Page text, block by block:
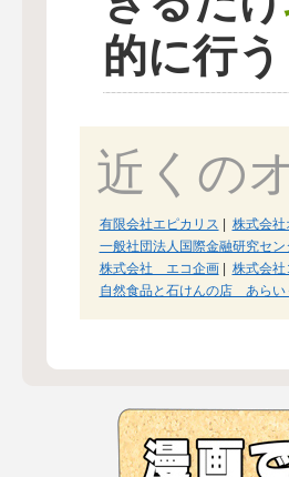
的に行う
近くの
有限会社エピカリス 株式会社
一般社団法人国際金融研究セン
株式会社 エコ企画| 株式会社
自然食品と石けんの店 あらい